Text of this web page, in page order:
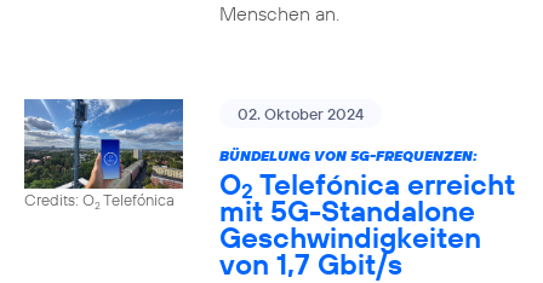
Menschen an.
Credits: O2Telefónica
02. Oktober 2024
BÜNDELUNG VON 5G-FREQUENZEN:
O2 Telefónica erreicht
mit 5G-Standalone
Geschwindigkeiten
von 1,7 Gbit/s